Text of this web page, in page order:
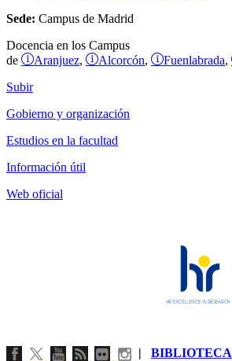
Sede: Campus de Madrid
Docencia en los Campus
de
Aranjuez, Alcorcón, Fuenlabrada,
Subir
Gobierno y organización
Estudios en la facultad
Información útil
Web oficial
| BIBLIOTECA